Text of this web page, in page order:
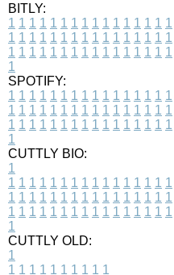
BITLY:
1 1 1 1 1 1 1 1 1 1 1 1 1 1 1 1
1 1 1 1 1 1 1 1 1 1 1 1 1 1 1 1
1 1 1 1 1 1 1 1 1 1 1 1 1 1 1 1
1
SPOTIFY:
1 1 1 1 1 1 1 1 1 1 1 1 1 1 1 1
1 1 1 1 1 1 1 1 1 1 1 1 1 1 1 1
1 1 1 1 1 1 1 1 1 1 1 1 1 1 1 1
1
CUTTLY BIO:
1
1 1 1 1 1 1 1 1 1 1 1 1 1 1 1 1
1 1 1 1 1 1 1 1 1 1 1 1 1 1 1 1
1 1 1 1 1 1 1 1 1 1 1 1 1 1 1 1
1
CUTTLY OLD:
1
1 1 1 1 1 1 1 1 1 1